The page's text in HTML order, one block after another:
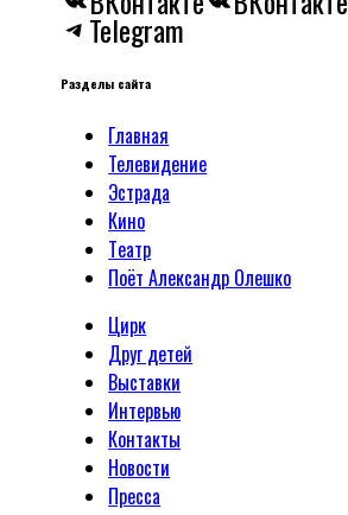
Telegram
Разделы сайта
Главная
Телевидение
Эстрада
Кино
Tеатр
Поёт Александр Олешко
Цирк
Друг детей
Выставки
Интервью
Контакты
Новости
Пресса